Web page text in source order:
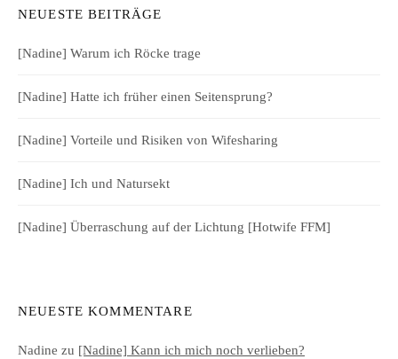
NEUESTE BEITRÄGE
[Nadine] Warum ich Röcke trage
[Nadine] Hatte ich früher einen Seitensprung?
[Nadine] Vorteile und Risiken von Wifesharing
[Nadine] Ich und Natursekt
[Nadine] Überraschung auf der Lichtung [Hotwife FFM]
NEUESTE KOMMENTARE
Nadine zu [Nadine] Kann ich mich noch verlieben?